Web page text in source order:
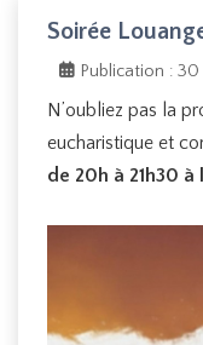
Soirée
Publication :
N’oubliez pas la
eucharistique et
de 20h à 21h30 à